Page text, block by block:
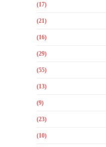
(17)
(21)
(16)
(29)
(55)
(13)
(9)
(23)
(10)